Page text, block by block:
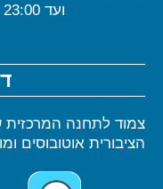
ועד 23:00
צמוד לתחנה המרכזית
הציבורית אוטובוסים